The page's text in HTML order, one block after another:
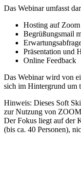
Das Webinar umfasst
Hosting auf Zoom
Begrüßungsmail
Präsentation und
Online Feedback
Das Webinar wird von
sich im Hintergrund um
Hinweis: Dieses Soft
zur Nutzung von
Der Fokus liegt auf der
(bis ca. 40 Personen),